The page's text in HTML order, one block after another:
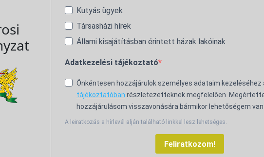
Kutyás ügyek
Társasházi hírek
Állami kisajátításban érintett házak lakóinak
Adatkezelési tájékoztató
Önkéntesen hozzájárulok személyes adataim kezeléséhez
tájékoztatóban részletezetteknek megfelelően.
hozzájárulásom visszavonására bármikor lehetőségem van.
A leiratkozás a hírlevél alján található linkkel lesz lehetséges.
Feliratkozom!